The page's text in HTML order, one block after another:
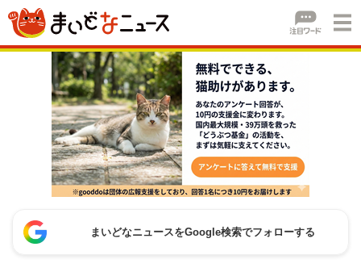
まいどなニュースをGoogle検索でフォローする